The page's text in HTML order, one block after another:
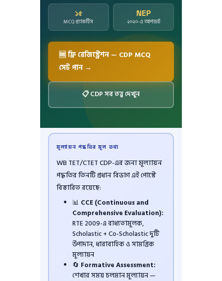
১৫
MCQ প্র্যাকটিস
NEP
২০২০-এ আপডেট
🆓 ফ্রি রেজিস্ট্রেশন — CDP MCQ
সেট পান →
📋 CDP সব তত্ত্ব দেখুন
মূল্যায়ন পদ্ধতির মূল তথ্য
WB TET/CTET CDP-এর জন্য মূল্যায়ন
পদ্ধতির তিনটি প্রধান বিভাগ এই পোস্টে
বিস্তারিত রয়েছে:
📊 CCE (Continuous and
Comprehensive Evaluation):
RTE 2009-এ বাধ্যতামূলক,
Scholastic + Co-Scholastic দুটি
উপাদান, ধারাবাহিক ও সামগ্রিক
মূল্যায়ন
🔄 Formative Assessment:
শেখার সময় চলমান মূল্যায়ন —